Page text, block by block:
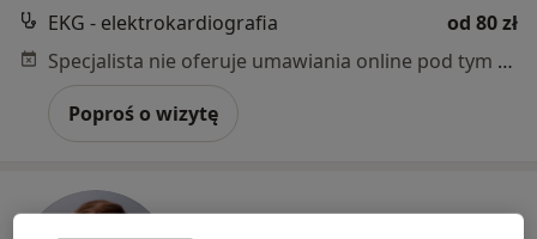
EKG - elektrokardiografia
od 80 zł
Specjalista nie oferuje umawiania online pod tym adresem.
Poproś o wizytę